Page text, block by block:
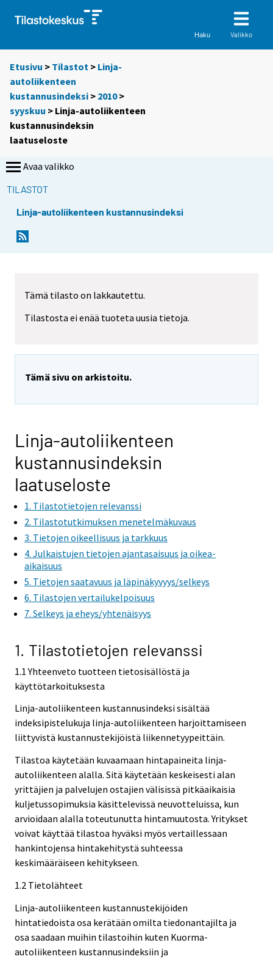
Haku Valikko
Etusivu > Tilastot > Linja-
autoliikenteen
kustannusindeksi > 2010>
syyskuu > Linja-autoliikenteen
kustannusindeksin
laatuseloste
Avaa valikko
TILASTOT
Linja-autoliikenteen kustannusindeksi
Tämä tilasto on lakkautettu.
Tilastosta ei enää tuoteta uusia tietoja.
Tämä sivu on arkistoitu.
Linja-autoliikenteen
kustannusindeksin
laatuseloste
1. Tilastotietojen relevanssi
2. Tilastotutkimuksen menetelmäkuvaus
3. Tietojen oikeellisuus ja tarkkuus
4. Julkaistujen tietojen ajantasaisuus ja oikea-
aikaisuus
5. Tietojen saatavuus ja läpinäkyvyys/selkeys
6. Tilastojen vertailukelpoisuus
7. Selkeys ja eheys/yhtenäisyys
1. Tilastotietojen relevanssi
1.1 Yhteenveto tuotteen tietosisällöstä ja
käyttötarkoituksesta
Linja-autoliikenteen kustannusindeksi sisältää
indeksipistelukuja linja-autoliikenteen harjoittamiseen
liittyvistä kustannustekijöistä liikennetyypeittäin.
Tilastoa käytetään kuvaamaan hintapaineita linja-
autoliikenteen alalla. Sitä käytetään keskeisesti alan
yrittäjien ja palvelujen ostajien välisissä pitkäaikaisia
kuljetussopimuksia käsittelevissä neuvotteluissa, kun
arvioidaan alalla toteutunutta hintamuutosta. Yritykset
voivat käyttää tilastoa hyväksi myös vertaillessaan
hankintojensa hintakehitystä suhteessa
keskimääräiseen kehitykseen.
1.2 Tietolähteet
Linja-autoliikenteen kustannustekijöiden
hintatiedoista osa kerätään omilta tiedonantajilta ja
osa saadaan muihin tilastoihin kuten Kuorma-
autoliikenteen kustannusindeksiin ja